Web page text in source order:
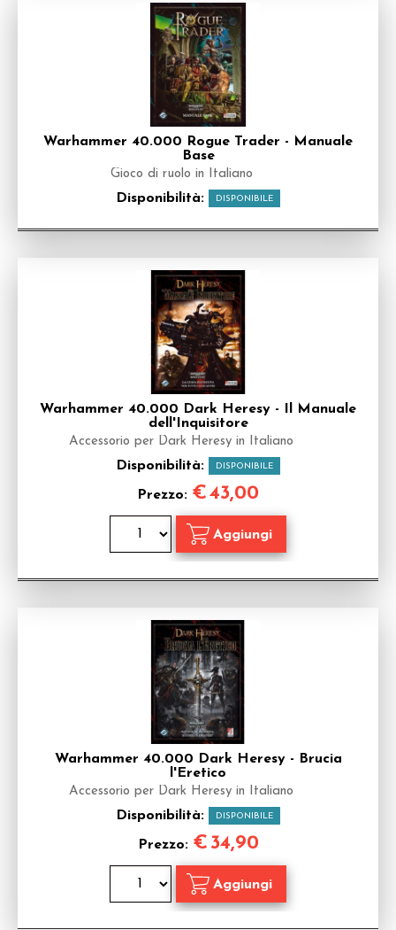
Warhammer 40.000 Rogue Trader - Manuale
Base
Gioco di ruolo in Italiano
Disponibilità: DISPONIBILE
Warhammer 40.000 Dark Heresy - Il Manuale
dell'Inquisitore
Accessorio per Dark Heresy in Italiano
Disponibilità: DISPONIBILE
Prezzo: €43,00
Warhammer 40.000 Dark Heresy - Brucia
l'Eretico
Accessorio per Dark Heresy in Italiano
Disponibilità: DISPONIBILE
Prezzo: € 34,90